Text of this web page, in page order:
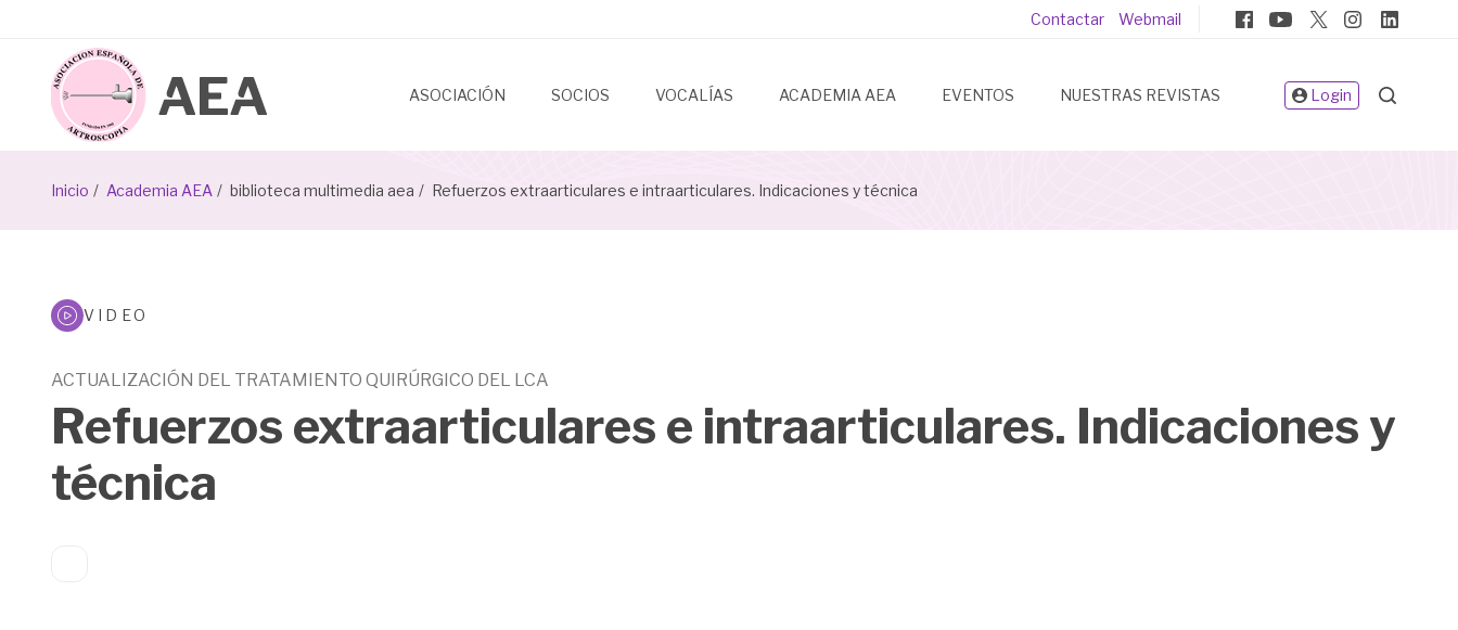
contenido
principal
Pie
Contactar Webmail
ASOCIACIÓN SOCIOS VOCALÍAS ACADEMIA AEA EVENTOS NUESTRAS REVISTAS Login
Sobrescribir
ayuda
a
la
navegación
Inicio Academia AEA biblioteca multimedia aea Refuerzos extraarticulares e intraarticulares. Indicaciones y técnica
Biblioteca
Multimeda
VIDEO
ACTUALIZACIÓN DEL TRATAMIENTO QUIRÚRGICO DEL LCA
Refuerzos extraarticulares e intraarticulares. Indicaciones y
técnica